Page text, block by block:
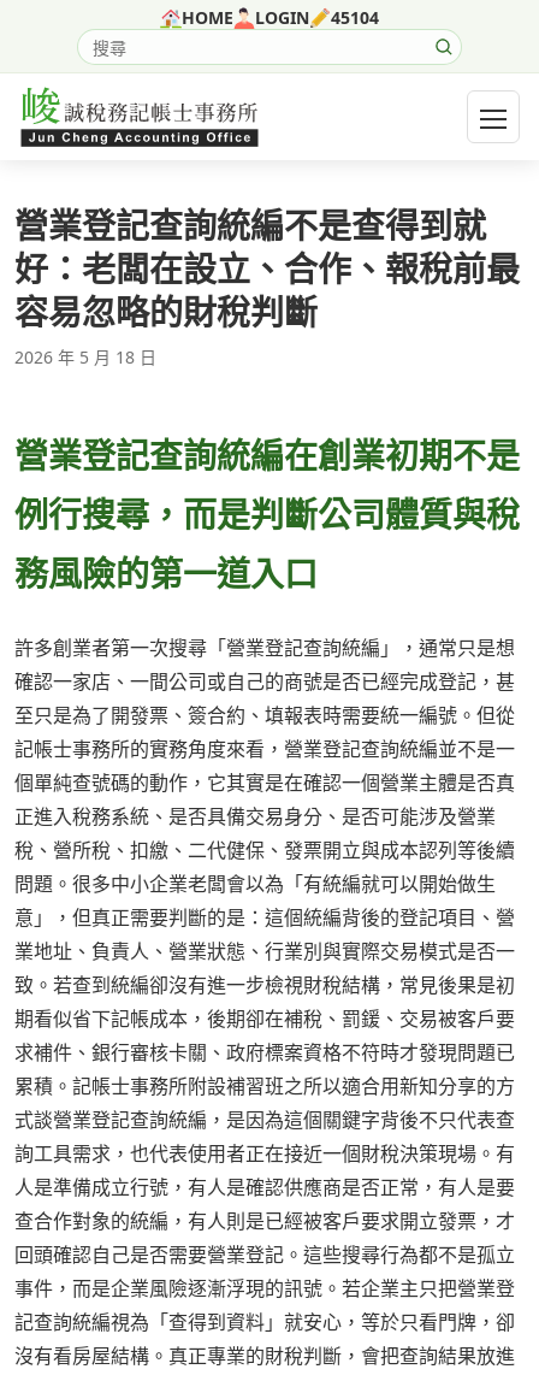
HOME LOGIN 45104
搜尋網站內容
開啟
營業登記查詢統編不是查得到就
好：老闆在設立、合作、報稅前最
容易忽略的財稅判斷
2026 年 5 月 18 日
營業登記查詢統編在創業初期不是
例行搜尋，而是判斷公司體質與稅
務風險的第一道入口
許多創業者第一次搜尋「營業登記查詢統編」，通常只是想
確認一家店、一間公司或自己的商號是否已經完成登記，甚
至只是為了開發票、簽合約、填報表時需要統一編號。但從
記帳士事務所的實務角度來看，營業登記查詢統編並不是一
個單純查號碼的動作，它其實是在確認一個營業主體是否真
正進入稅務系統、是否具備交易身分、是否可能涉及營業
稅、營所稅、扣繳、二代健保、發票開立與成本認列等後續
問題。很多中小企業老闆會以為「有統編就可以開始做生
意」，但真正需要判斷的是：這個統編背後的登記項目、營
業地址、負責人、營業狀態、行業別與實際交易模式是否一
致。若查到統編卻沒有進一步檢視財稅結構，常見後果是初
期看似省下記帳成本，後期卻在補稅、罰鍰、交易被客戶要
求補件、銀行審核卡關、政府標案資格不符時才發現問題已
累積。記帳士事務所附設補習班之所以適合用新知分享的方
式談營業登記查詢統編，是因為這個關鍵字背後不只代表查
詢工具需求，也代表使用者正在接近一個財稅決策現場。有
人是準備成立行號，有人是確認供應商是否正常，有人是要
查合作對象的統編，有人則是已經被客戶要求開立發票，才
回頭確認自己是否需要營業登記。這些搜尋行為都不是孤立
事件，而是企業風險逐漸浮現的訊號。若企業主只把營業登
記查詢統編視為「查得到資料」就安心，等於只看門牌，卻
沒有看房屋結構。真正專業的財稅判斷，會把查詢結果放進